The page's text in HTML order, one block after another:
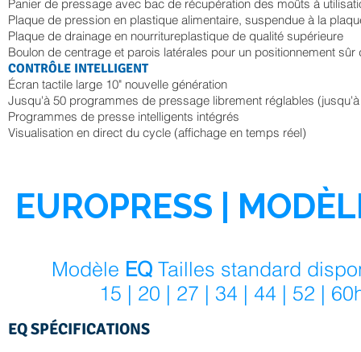
Panier de pressage avec bac de récupération des moûts à
Plaque de pression en plastique alimentaire, suspendue à la
Plaque de drainage en nourritureplastique de qualité supérieure
Boulon de centrage et parois latérales pour un positionnement
CONTRÔLE INTELLIGENT
Écran tactile large 10" nouvelle génération
Jusqu'à 50 programmes de pressage librement réglables
Programmes de presse intelligents intégrés
Visualisation en direct du cycle (affichage en temps réel)
EUROPRESS |
Modèle EQ Tailles standard
15 | 20 | 27 | 34 | 44 | 52 |
EQ SPÉCIFICATIONS